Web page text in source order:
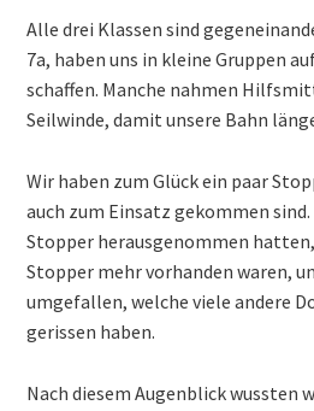
Alle drei Klassen sind
7a, haben uns in kleine Gruppen
schaffen. Manche nahmen
Seilwinde, damit unsere Bahn
Wir haben zum Glück ein paar
auch zum Einsatz gekommen
Stopper herausgenommen
Stopper mehr vorhanden waren,
umgefallen, welche viele andere
gerissen haben.
Nach diesem Augenblick wussten